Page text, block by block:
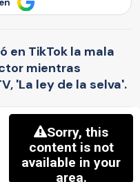
en TikTok la mala
mientras
'La ley de la selva'.